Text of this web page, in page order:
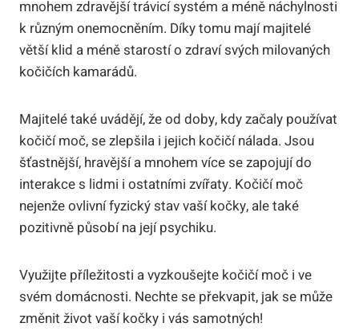
mnohem zdravější trávicí ⁤systém a méně náchylnosti
k různým onemocněním. Díky tomu mají ‍majitelé
větší klid a méně starostí o zdraví⁣ svých milovaných
⁤kočičích ⁤kamarádů.
Majitelé také uvádějí, že od ‍doby,​ kdy začaly používat
⁤kočičí⁤ moč, ​se zlepšila i jejich kočičí nálada. Jsou
šťastnější,⁢ hravější ‍a ⁤mnohem více se zapojují‍ do
‍interakce⁣ s ‌lidmi ‍i ostatními zvířaty. Kočičí moč
nejenže ovlivní fyzický stav vaší ⁣kočky, ‍ale také
pozitivně působí​ na její‌ psychiku.
Využijte⁣ příležitosti a vyzkoušejte kočičí moč i ⁢ve‌
svém domácnosti. Nechte se překvapit, jak se může
změnit ‍život⁤ vaší ​kočky ⁢i vás samotných!